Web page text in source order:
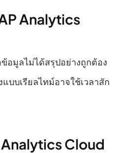
Analytics
อมูลไม่ได้สรุปอย่างถูกต้อง
บบเรียลไทม์อาจใช้เวลาสัก
Cloud